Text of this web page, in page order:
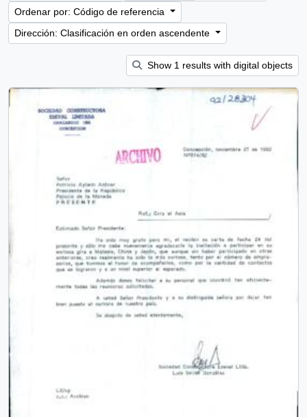
Ordenar por: Código de referencia
Dirección: Clasificación en orden ascendente
Show 1 results with digital objects